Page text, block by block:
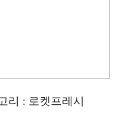
리 : 로켓프레시